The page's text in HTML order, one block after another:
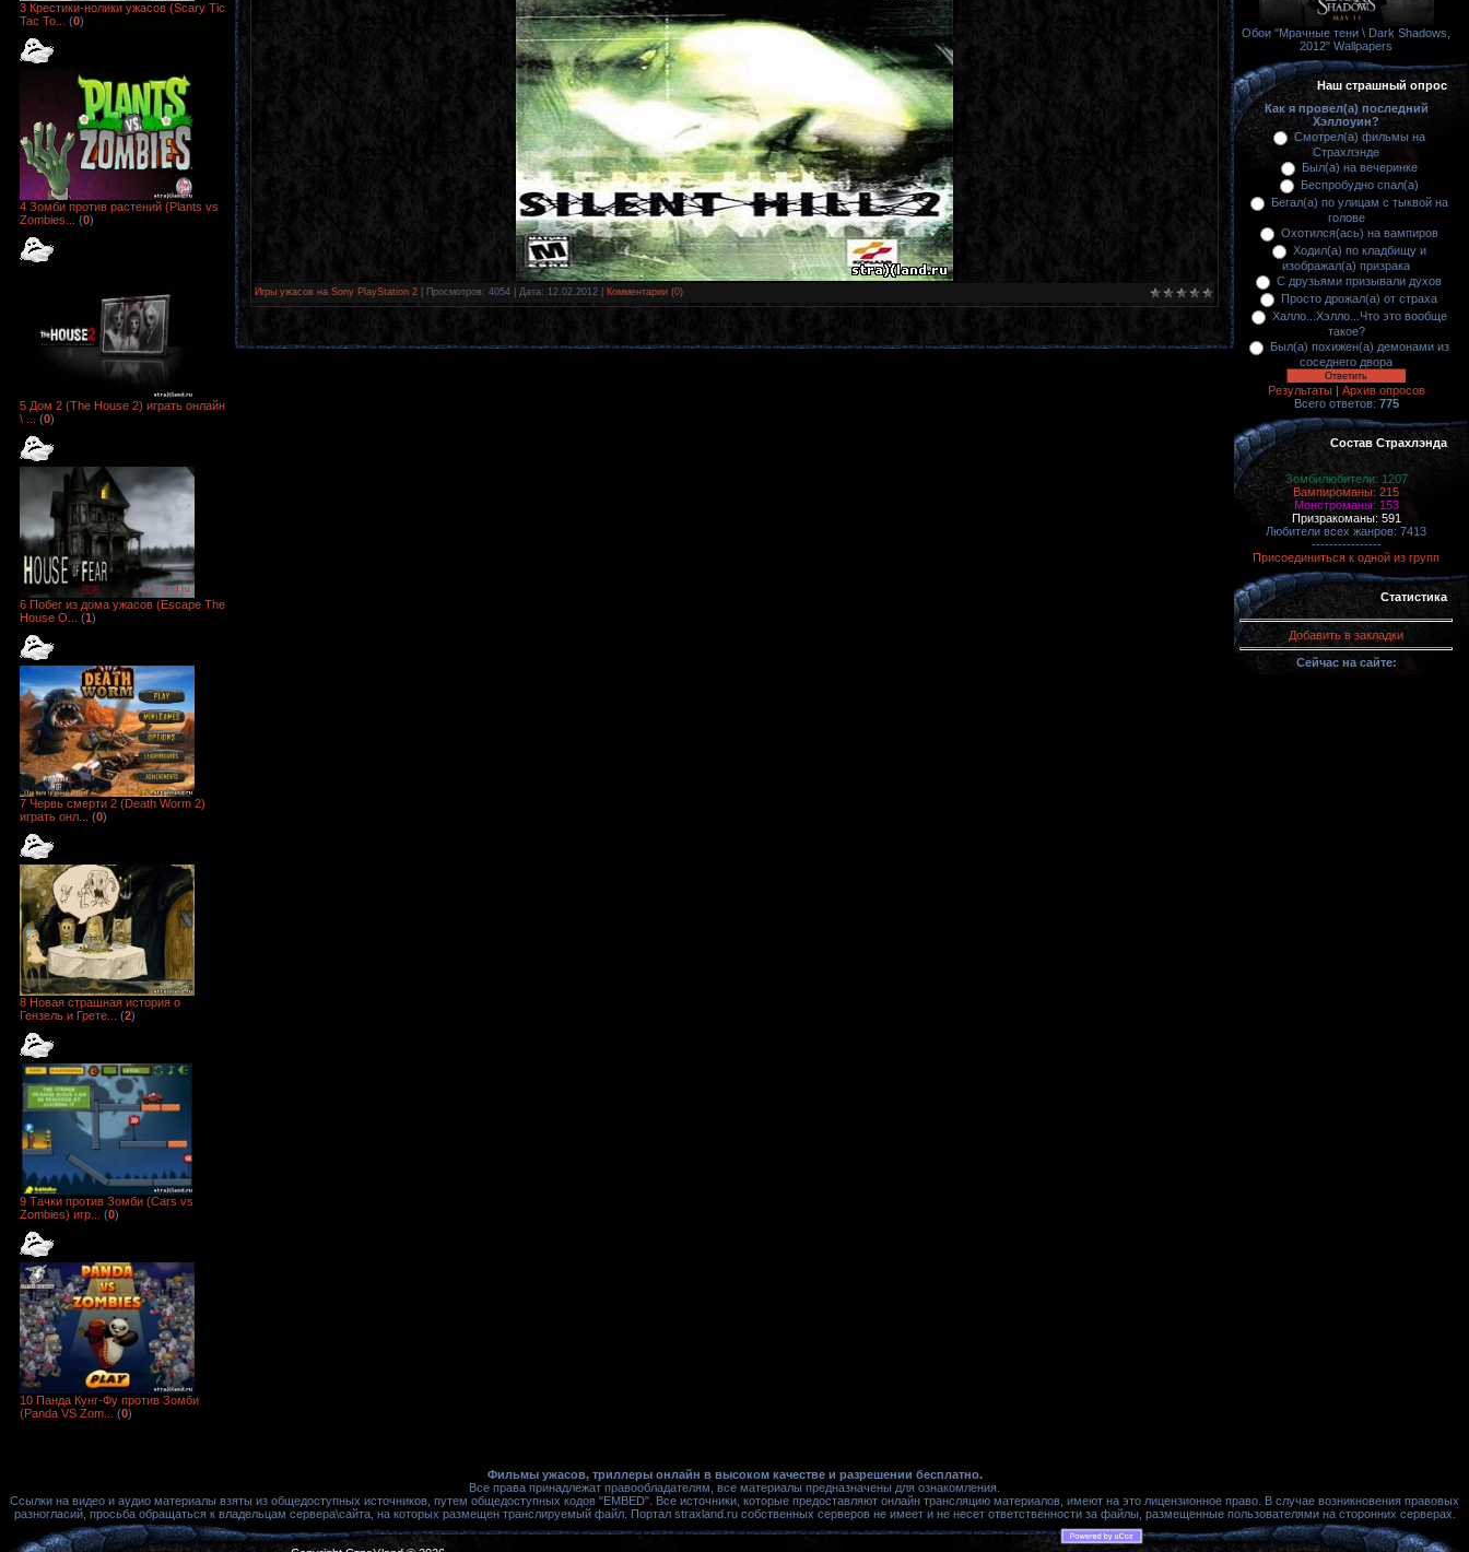
3 Крестики-нолики ужасов (Scary Tic
Tac To...
(0)
4 Зомби против растений (Plants vs
Zombies...
(0)
5 Дом 2 (The House 2) играть онлайн
\ ...
(0)
6 Побег из дома ужасов (Escape The
House O...
(1)
7 Червь смерти 2 (Death Worm 2)
играть онл...
(0)
8 Новая страшная история о
Гензель и Грете...
(2)
9 Тачки против Зомби (Cars vs
Zombies) игр...
(0)
10 Панда Кунг-Фу против Зомби
(Panda VS Zom...
(0)
Игры ужасов на Sony PlayStation 2 | Просмотров: 4054 | Дата: 12.02.2012 Комментарии (0)
Обои "Мрачные тени \ Dark Shadows,
2012" Wallpapers
Наш страшный опрос
Как я провел(а) последний
Хэллоуин?
Смотрел(а) фильмы на
Страхлэнде
Был(а) на вечеринке
Беспробудно спал(а)
Бегал(а) по улицам с тыквой на
голове
Охотился(ась) на вампиров
Ходил(а) по кладбищу и
изображал(а) призрака
С друзьями призывали духов
Просто дрожал(а) от страха
Халло...Хэлло...Что это вообще
такое?
Был(а) похижен(а) демонами из
соседнего двора
Результаты| Архив опросов
Всего ответов: 775
Состав Страхлэнда
Зомбилюбители: 1207
Вампироманы: 215
Монстроманы: 153
Призракоманы: 591
Любители всех жанров: 7413
----------------
Присоединиться к одной из групп
Статистика
Добавить в закладки
Сейчас на сайте:
Фильмы ужасов, триллеры онлайн в высоком качестве и разрешении бесплатно.
Все права принадлежат правообладателям, все материалы предназначены для ознакомления.
Ссылки на видео и аудио материалы взяты из общедоступных источников, путем общедоступных кодов "EMBED". Все источники, которые предоставляют онлайн трансляцию материалов, имеют на это лицензионное право. В случае возникновения правовых
разногласий, просьба обращаться к владельцам сервера\сайта, на которых размещен транслируемый файл. Портал straxland.ru собственных серверов не имеет и не несет ответственности за файлы, размещенные пользователями на сторонних серверах.